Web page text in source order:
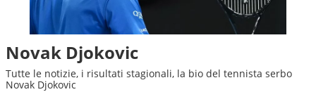
Novak Djokovic
Tutte le notizie, i risultati stagionali, la bio del tennista serbo
Novak Djokovic